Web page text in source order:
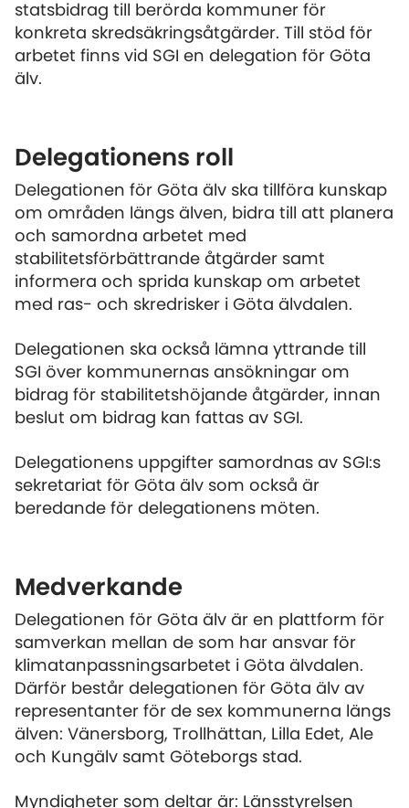
statsbidrag till berörda kommuner för
konkreta skredsäkringsåtgärder. Till stöd för
arbetet finns vid SGI en delegation för Göta
älv.
Delegationens roll
Delegationen för Göta älv ska tillföra kunskap
om områden längs älven, bidra till att planera
och samordna arbetet med
stabilitetsförbättrande åtgärder samt
informera och sprida kunskap om arbetet
med ras- och skredrisker i Göta älvdalen.
Delegationen ska också lämna yttrande till
SGI över kommunernas ansökningar om
bidrag för stabilitetshöjande åtgärder, innan
beslut om bidrag kan fattas av SGI.
Delegationens uppgifter samordnas av SGI:s
sekretariat för Göta älv som också är
beredande för delegationens möten.
Medverkande
Delegationen för Göta älv är en plattform för
samverkan mellan de som har ansvar för
klimatanpassningsarbetet i Göta älvdalen.
Därför består delegationen för Göta älv av
representanter för de sex kommunerna längs
älven: Vänersborg, Trollhättan, Lilla Edet, Ale
och Kungälv samt Göteborgs stad.
Myndigheter som deltar är: Länsstyrelsen